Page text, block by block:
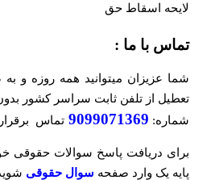
لایحه اسقاط حق
تماس با ما :
تعطیل از تلفن ثابت سراسر کشور
شماره: 9099071369 تماس
برای دریافت پاسخ سوالات حقوقی
پایه یک وارد صفحه سوال حقوقی